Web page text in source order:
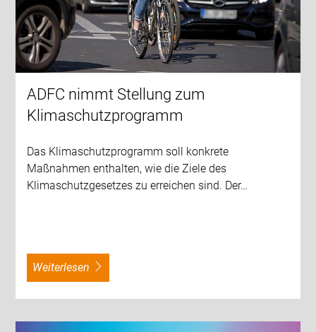
ADFC nimmt Stellung zum
Klimaschutzprogramm
Das Klimaschutzprogramm soll konkrete
Maßnahmen enthalten, wie die Ziele des
Klimaschutzgesetzes zu erreichen sind. Der…
weiterlesen